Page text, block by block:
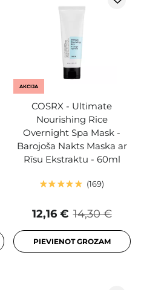
AKCIJA
COSRX - Ultimate
Nourishing Rice
Overnight Spa Mask -
Barojoša Nakts Maska ar
Rīsu Ekstraktu - 60ml
169
14,30 €
12,16 €
PIEVIENOT GROZAM